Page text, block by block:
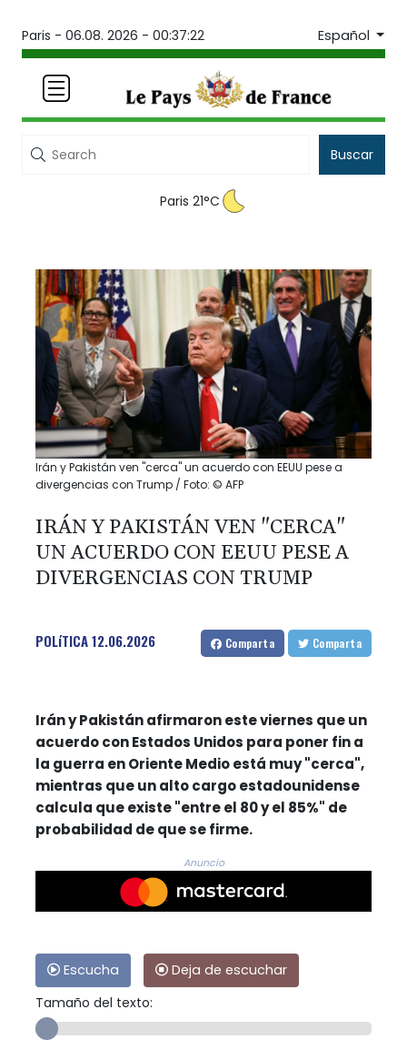
Paris - 06.08. 2026 - 00:37:23 Español
Buscar
Paris 21°C
Irán y Pakistán ven "cerca" un acuerdo con EEUU pese a
divergencias con Trump / Foto: © AFP
IRÁN Y PAKISTÁN VEN "CERCA"
UN ACUERDO CON EEUU PESE A
DIVERGENCIAS CON TRUMP
POLíTICA12.06.2026 Comparta Comparta
Irán y Pakistán afirmaron este viernes que un
acuerdo con Estados Unidos para poner fin a
la guerra en Oriente Medio está muy "cerca",
mientras que un alto cargo estadounidense
calcula que existe "entre el 80 y el 85%" de
probabilidad de que se firme.
Anuncio
Escucha
Deja de escuchar
Tamaño del texto: